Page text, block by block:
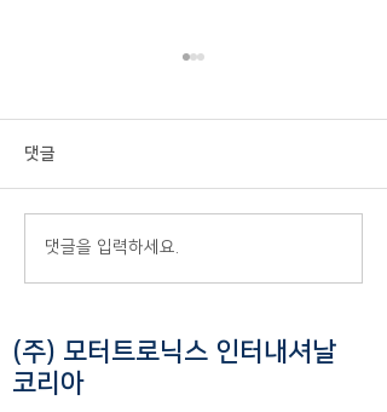
2025 국제조선 및 해양산업
댓글
댓글을 입력하세요.
(주) 모터트로닉스 인터내셔날
코리아